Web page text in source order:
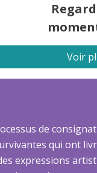
Voir
de
qui ont
expressions